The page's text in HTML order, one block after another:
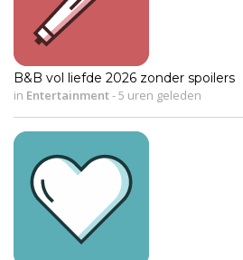
B&B vol liefde 2026 zonder spoilers
in Entertainment-5 uren geleden